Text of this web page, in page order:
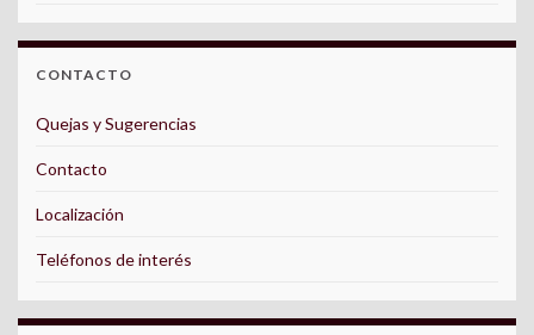
CONTACTO
Quejas y Sugerencias
Contacto
Localización
Teléfonos de interés